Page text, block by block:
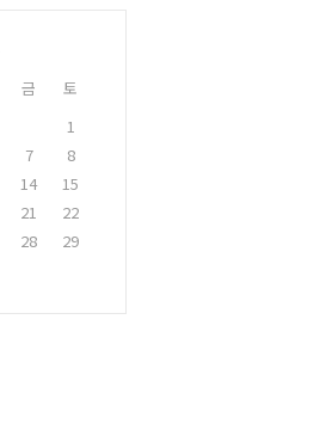
금
토
1
7
8
14
15
21
22
28
29